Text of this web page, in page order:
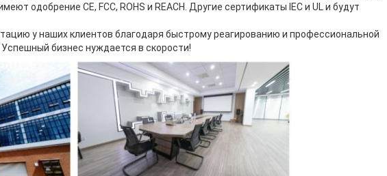
одобрение CE, FCC, ROHS и REACH. Другие сертификаты IEC и UL и будут
у наших клиентов благодаря быстрому реагированию и профессиональной
бизнес нуждается в скорости!